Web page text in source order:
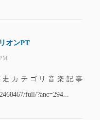
オンPT
走カテゴリ音楽記事
full/?anc=294...